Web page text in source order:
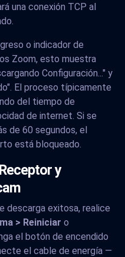
una conexión TCP al
o indicador de
Zoom, esto muestra
Configuración..." y
El proceso típicamente
del tiempo de
de internet. Si se
de 60 segundos, el
está bloqueado.
y
descarga exitosa, realice
> Reiniciar o
el botón de encendido
el cable de energía —